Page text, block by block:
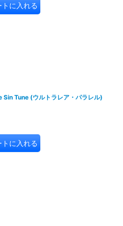
トに入れる
Tune (ウルトラレア・パラレル)
トに入れる